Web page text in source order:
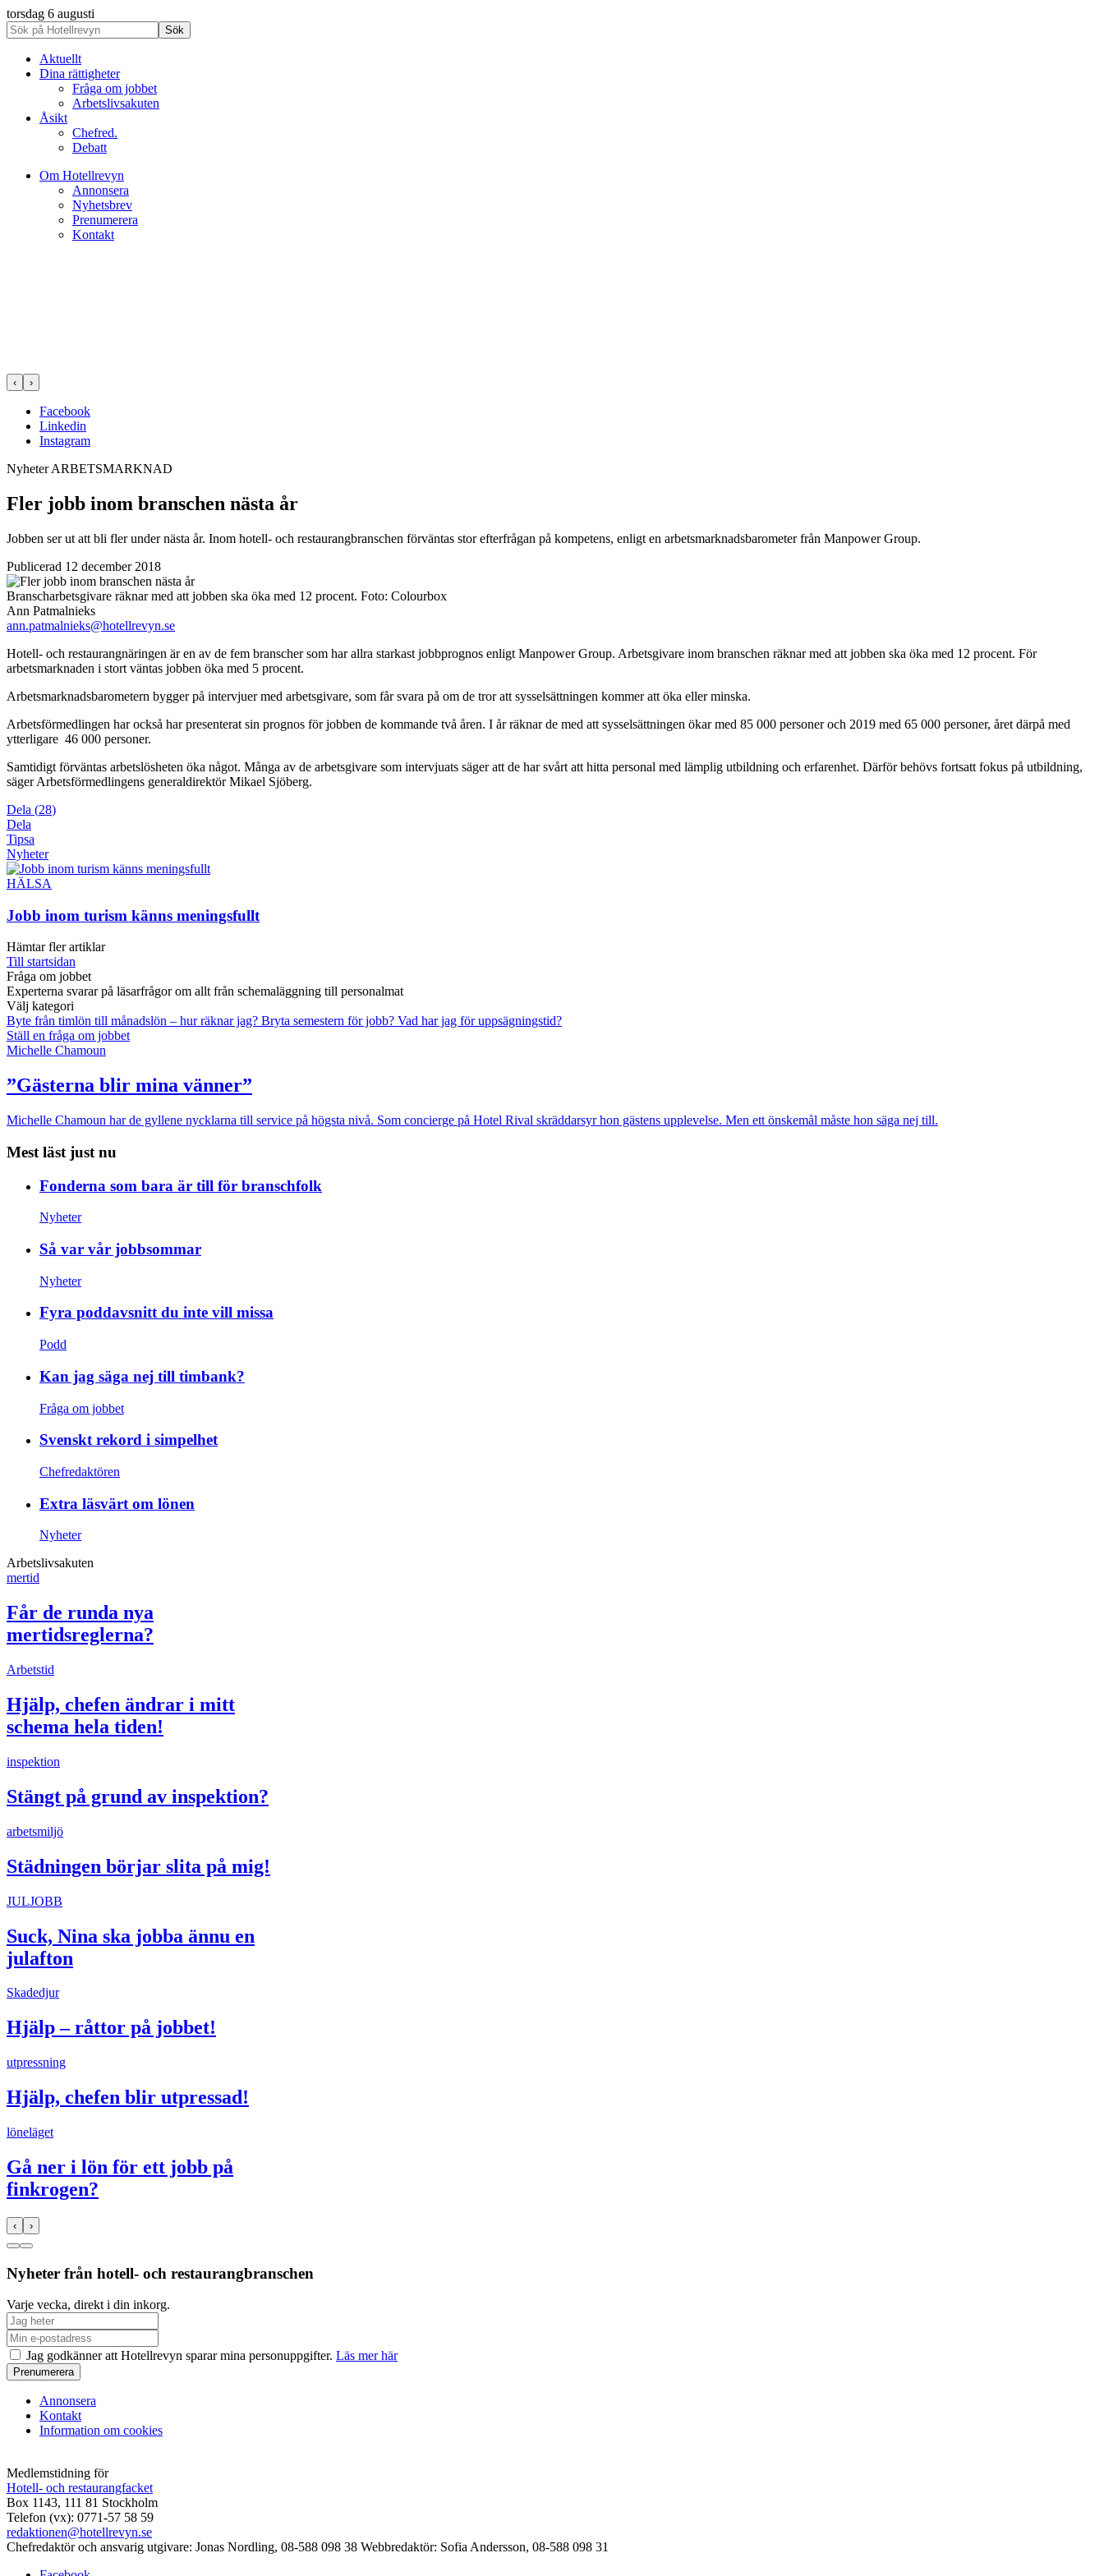
torsdag 6 augusti
Aktuellt
Dina rättigheter
Fråga om jobbet
Arbetslivsakuten
Åsikt
Chefred.
Debatt
Om Hotellrevyn
Annonsera
Nyhetsbrev
Prenumerera
Kontakt
‹ ›
Facebook
Linkedin
Instagram
NyheterARBETSMARKNAD
Fler jobb inom branschen nästa år
Jobben ser ut att bli fler under nästa år. Inom hotell- och restaurangbranschen förväntas stor efterfrågan på kompetens, enligt en arbetsmarknadsbarometer från Manpower Group.
Publicerad 12 december 2018
Branscharbetsgivare räknar med att jobben ska öka med 12 procent. Foto: Colourbox
Ann Patmalnieks
ann.patmalnieks@hotellrevyn.se
Hotell- och restaurangnäringen är en av de fem branscher som har allra starkast jobbprognos enligt Manpower Group. Arbetsgivare inom branschen räknar med att jobben ska öka med 12 procent. För
arbetsmarknaden i stort väntas jobben öka med 5 procent.
Arbetsmarknadsbarometern bygger på intervjuer med arbetsgivare, som får svara på om de tror att sysselsättningen kommer att öka eller minska.
Arbetsförmedlingen har också har presenterat sin prognos för jobben de kommande två åren. I år räknar de med att sysselsättningen ökar med 85 000 personer och 2019 med 65 000 personer, året därpå med
ytterligare 46 000 personer.
Samtidigt förväntas arbetslösheten öka något. Många av de arbetsgivare som intervjuats säger att de har svårt att hitta personal med lämplig utbildning och erfarenhet. Därför behövs fortsatt fokus på utbildning,
säger Arbetsförmedlingens generaldirektör Mikael Sjöberg.
Dela (28)
Dela
Tipsa
Nyheter
HÄLSA
Jobb inom turism känns meningsfullt
Hämtar fler artiklar
Till startsidan
Fråga om jobbet
Experterna svarar på läsarfrågor om allt från schemaläggning till personalmat
Välj kategori
Byte från timlön till månadslön – hur räknar jag? Bryta semestern för jobb? Vad har jag för uppsägningstid?
Ställ en fråga om jobbet
Michelle Chamoun
”Gästerna blir mina vänner”
Michelle Chamoun har de gyllene nycklarna till service på högsta nivå. Som concierge på Hotel Rival skräddarsyr hon gästens upp­levelse. Men ett önskemål måste hon säga nej till.
Mest läst just nu
Fonderna som bara är till för branschfolk
Nyheter
Så var vår jobbsommar
Nyheter
Fyra poddavsnitt du inte vill missa
Podd
Kan jag säga nej till timbank?
Fråga om jobbet
Svenskt rekord i simpelhet
Chefredaktören
Extra läsvärt om lönen
Nyheter
Arbetslivsakuten
mertid
Får de runda nya
mertidsreglerna?
Arbetstid
Hjälp, chefen ändrar i mitt
schema hela tiden!
inspektion
Stängt på grund av inspektion?
arbetsmiljö
Städningen börjar slita på mig!
JULJOBB
Suck, Nina ska jobba ännu en
julafton
Skadedjur
Hjälp – råttor på jobbet!
utpressning
Hjälp, chefen blir utpressad!
löneläget
Gå ner i lön för ett jobb på
finkrogen?
‹ ›
Nyheter från hotell- och restaurangbranschen
Varje vecka, direkt i din inkorg.
Jag godkänner att Hotellrevyn sparar mina personuppgifter. Läs mer här
Annonsera
Kontakt
Information om cookies
Medlemstidning för
Hotell- och restaurangfacket
Box 1143, 111 81 Stockholm
Telefon (vx): 0771-57 58 59
redaktionen@hotellrevyn.se
Chefredaktör och ansvarig utgivare: Jonas Nordling, 08-588 098 38 Webbredaktör: Sofia Andersson, 08-588 098 31